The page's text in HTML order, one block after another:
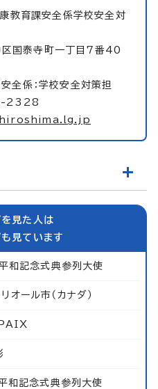
教育課安全係学校安全対
国泰寺町一丁目7番40
係：学校安全対策担
2328
を見た人は
見ています
記念式典参列大使
ール市（カナダ）
記念式典参列大使